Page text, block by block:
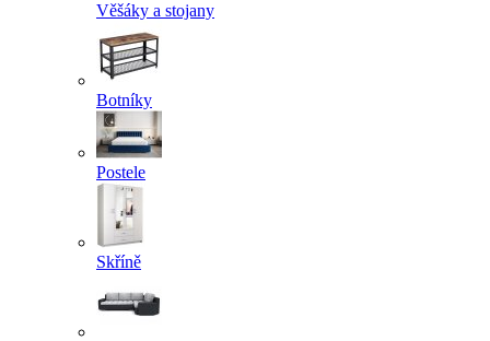
Věšáky a stojany
Botníky
Postele
Skříně